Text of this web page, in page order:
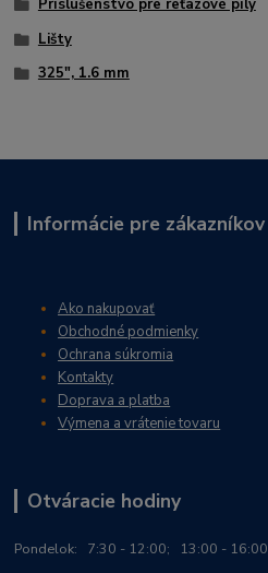
Príslušenstvo pre reťazové píly
Lišty
325", 1.6 mm
Informácie pre zákazníkov
Ako nakupovať
Obchodné podmienky
Ochrana súkromia
Kontakty
Doprava a platba
Výmena a vrátenie tovaru
Otváracie hodiny
Pondelok: 7:30 - 12:00; 13:00 - 16:00